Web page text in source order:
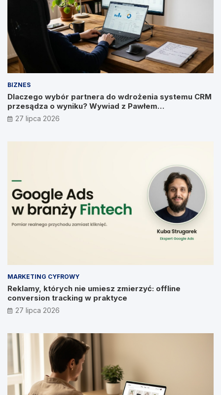
BIZNES
Dlaczego wybór partnera do wdrożenia systemu CRM
przesądza o wyniku? Wywiad z Pawłem
Prymakowskim, CEO IT Vision
27 lipca 2026
MARKETING CYFROWY
Reklamy, których nie umiesz zmierzyć: offline
conversion tracking w praktyce
27 lipca 2026